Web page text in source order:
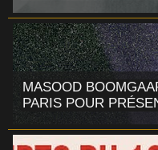
MASOOD
PARIS POUR